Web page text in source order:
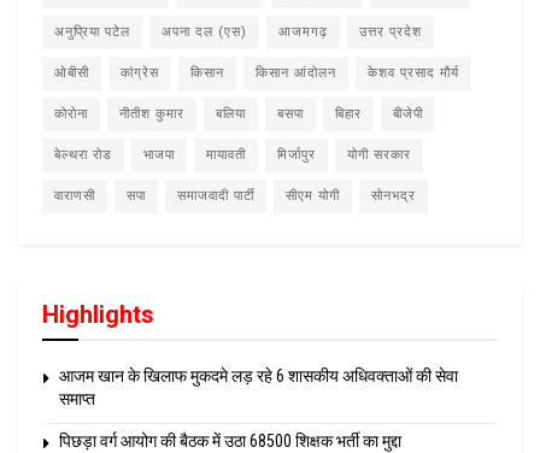
अनुप्रिया पटेल अपना दल (एस) आजमगढ़ उत्तर प्रदेश
ओबीसी कांग्रेस किसान किसान आंदोलन केशव प्रसाद मौर्य
कोरोना नीतीश कुमार बलिया बसपा बिहार बीजेपी
बेल्थरा रोड भाजपा मायावती मिर्जापुर योगी सरकार
वाराणसी सपा समाजवादी पार्टी सीएम योगी सोनभद्र
Highlights
आजम खान के खिलाफ मुकदमे लड़ रहे 6 शासकीय अधिवक्ताओं की सेवा
समाप्त
पिछड़ा वर्ग आयोग की बैठक में उठा 68500 शिक्षक भर्ती का मुद्दा